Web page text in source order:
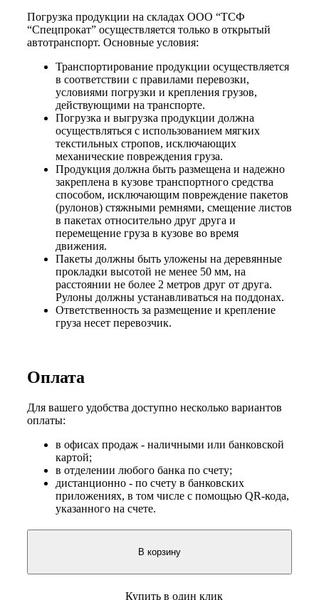
Погрузка продукции на складах ООО “ТСФ
“Спецпрокат” осуществляется только в открытый
автотранспорт. Основные условия:
Транспортирование продукции осуществляется
в соответствии с правилами перевозки,
условиями погрузки и крепления грузов,
действующими на транспорте.
Погрузка и выгрузка продукции должна
осуществляться с использованием мягких
текстильных стропов, исключающих
механические повреждения груза.
Продукция должна быть размещена и надежно
закреплена в кузове транспортного средства
способом, исключающим повреждение пакетов
(рулонов) стяжными ремнями, смещение листов
в пакетах относительно друг друга и
перемещение груза в кузове во время
движения.
Пакеты должны быть уложены на деревянные
прокладки высотой не менее 50 мм, на
расстоянии не более 2 метров друг от друга.
Рулоны должны устанавливаться на поддонах.
Ответственность за размещение и крепление
груза несет перевозчик.
Оплата
Для вашего удобства доступно несколько вариантов
оплаты:
в офисах продаж - наличными или банковской
картой;
в отделении любого банка по счету;
дистанционно - по счету в банковских
приложениях, в том числе с помощью QR-кода,
указанного на счете.
В корзину
Купить в один клик